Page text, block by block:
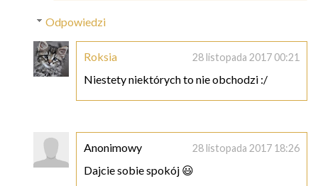
Odpowiedzi
Roksia 28 listopada 2017 00:21
Niestety niektórych to nie obchodzi :/
Anonimowy 28 listopada 2017 18:26
Dajcie sobie spokój 😃